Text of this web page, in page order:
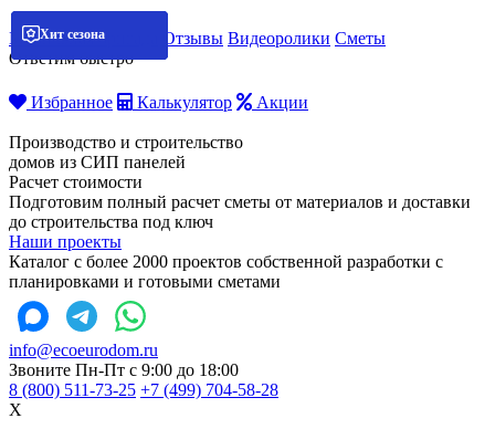
Мобильная бригада Отзывы Видеоролики Сметы
Ответим быстро
Избранное Калькулятор Акции
Производство и строительство
домов из СИП панелей
Расчет стоимости
Подготовим полный расчет сметы от материалов и доставки
до строительства под ключ
Наши проекты
Каталог с более 2000 проектов собственной разработки с
планировками и готовыми сметами
info@ecoeurodom.ru
Звоните Пн-Пт с 9:00 до 18:00
8 (800) 511-73-25 +7 (499) 704-58-28
X
Хит сезона
Хит сезона
Хит сезона
Хит сезона